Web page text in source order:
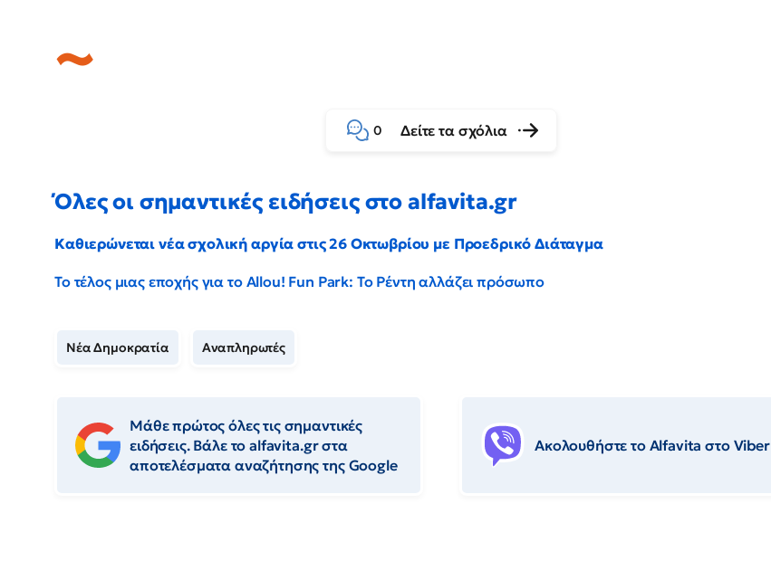
0 Δείτε τα σχόλια
Όλες οι σημαντικές ειδήσεις στο alfavita.gr
Καθιερώνεται νέα σχολική αργία στις 26 Οκτωβρίου με Προεδρικό Διάταγμα
Το τέλος μιας εποχής για το Allou! Fun Park: Το Ρέντη αλλάζει πρόσωπο
Νέα Δημοκρατία Αναπληρωτές
Μάθε πρώτος όλες τις σημαντικές
ειδήσεις. Βάλε το alfavita.gr στα
αποτελέσματα αναζήτησης της Google
Ακολουθήστε το Αlfavita στο Viber